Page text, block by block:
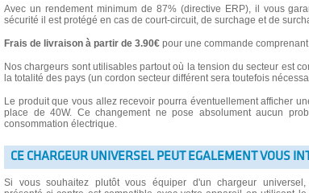
Avec un rendement minimum de 87% (directive ERP), il vous
sécurité il est protégé en cas de court-circuit, de surchage et de
Frais de livraison à partir de 3.90€ pour une commande
Nos chargeurs sont utilisables partout où la tension du secteur est
la totalité des pays (un cordon secteur différent sera toutefois
Le produit que vous allez recevoir pourra éventuellement afficher
place de 40W. Ce changement ne pose absolument aucun
consommation électrique.
CE CHARGEUR UNIVERSEL PEUT EGALEMENT VOUS
Si vous souhaitez plutôt vous équiper d'un chargeur